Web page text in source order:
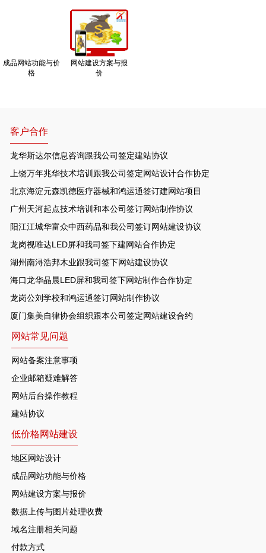
成品网站功能与价
格
网站建设方案与报
价
客户合作
龙华斯达尔信息咨询跟我公司签定建站协议
上饶万年兆华技术培训跟我公司签定网站设计合作协定
北京海淀元森凯德医疗器械和鸿运通签订建网站项目
广州天河起点技术培训和本公司签订网站制作协议
阳江江城华富众中西药品和我公司签订网站建设协议
龙岗视唯达LED屏和我司签下建网站合作协定
湖州南浔浩邦木业跟我司签下网站建设协议
海口龙华晶晨LED屏和我司签下网站制作合作协定
龙岗公刘学校和鸿运通签订网站制作协议
厦门集美自律协会组织跟本公司签定网站建设合约
网站常见问题
网站备案注意事项
企业邮箱疑难解答
网站后台操作教程
建站协议
低价格网站建设
地区网站设计
成品网站功能与价格
网站建设方案与报价
数据上传与图片处理收费
域名注册相关问题
付款方式